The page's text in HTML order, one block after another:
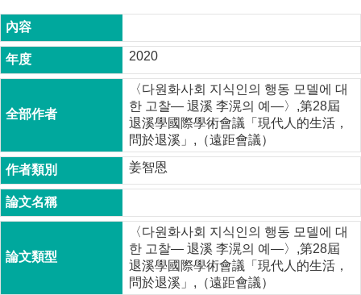
公
告
本
簡
本
所
成
員
士
2020
〈다원화사회 지식인의 행동 모델에 대
한 고찰— 退溪 李滉의 예—〉,第28屆
退溪學國際學術會議「現代人的生活，
問於退溪」,（遠距會議）
姜智恩
〈다원화사회 지식인의 행동 모델에 대
한 고찰— 退溪 李滉의 예—〉,第28屆
退溪學國際學術會議「現代人的生活，
問於退溪」,（遠距會議）